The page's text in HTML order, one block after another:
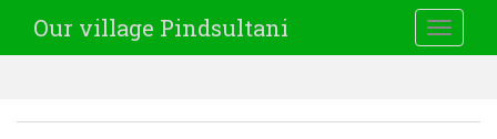
Our village Pindsultani